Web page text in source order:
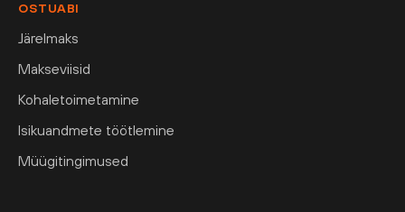
OSTUABI
Järelmaks
Makseviisid
Kohaletoimetamine
Isikuandmete töötlemine
Müügitingimused